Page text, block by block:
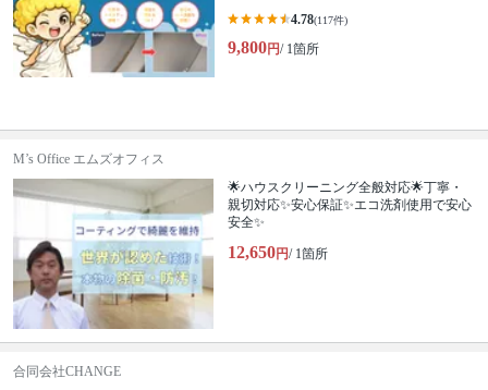
4.78(117件)
9,800円/ 1箇所
M’s Office エムズオフィス
🌟ハウスクリーニング全般対応🌟丁寧・
親切対応✨安心保証✨エコ洗剤使用で安心
安全✨
12,650円/ 1箇所
合同会社CHANGE